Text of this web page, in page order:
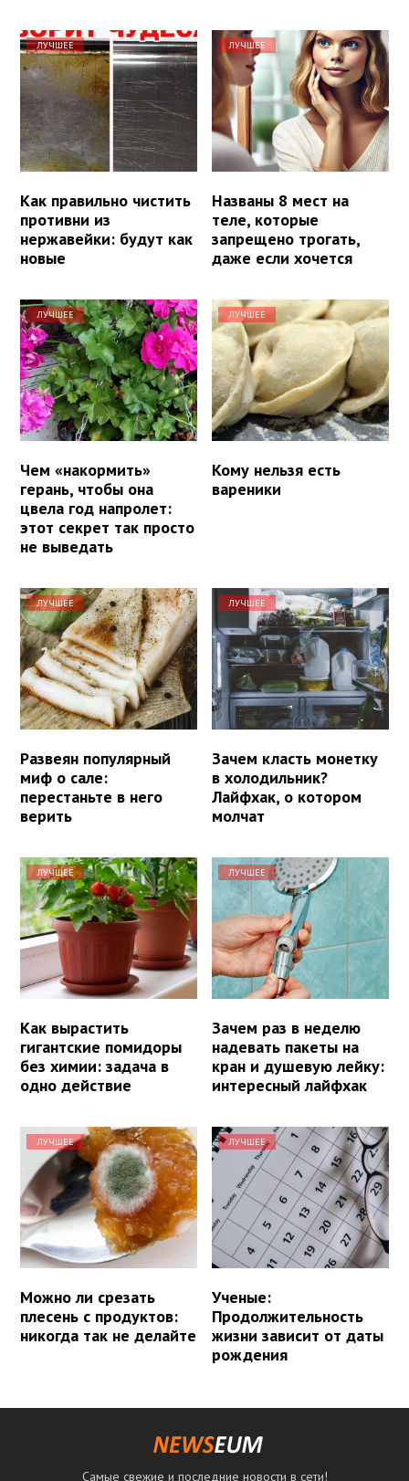
ЛУЧШЕЕ
Как правильно чистить
противни из
нержавейки: будут как
новые
ЛУЧШЕЕ
Названы 8 мест на
теле, которые
запрещено трогать,
даже если хочется
ЛУЧШЕЕ
Чем «накормить»
герань, чтобы она
цвела год напролет:
этот секрет так просто
не выведать
ЛУЧШЕЕ
Кому нельзя есть
вареники
ЛУЧШЕЕ
Развеян популярный
миф о сале:
перестаньте в него
верить
ЛУЧШЕЕ
Зачем класть монетку
в холодильник?
Лайфхак, о котором
молчат
ЛУЧШЕЕ
Как вырастить
гигантские помидоры
без химии: задача в
одно действие
ЛУЧШЕЕ
Зачем раз в неделю
надевать пакеты на
кран и душевую лейку:
интересный лайфхак
ЛУЧШЕЕ
Можно ли срезать
плесень с продуктов:
никогда так не делайте
ЛУЧШЕЕ
Ученые:
Продолжительность
жизни зависит от даты
рождения
Самые свежие и последние новости в сети!